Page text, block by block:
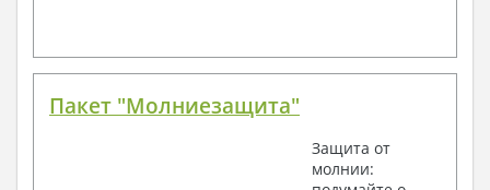
Пакет "Молниезащита"
Защита от
молнии: